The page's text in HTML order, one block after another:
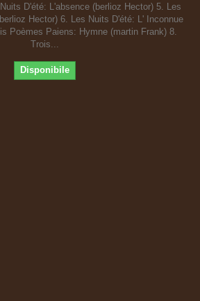
D'été: L'absence (berlioz Hector) 5. Les
Hector) 6. Les Nuits D'été: L' Inconnue
Poèmes Paiens: Hymne (martin Frank) 8.
Trois...
Disponibile